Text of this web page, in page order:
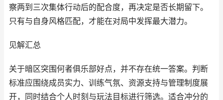
察两到三次集体行动后的配合度，再决定是否长期留下。
只有与自身风格匹配，才能在对局中发挥最大潜力。
见解汇总
关于暗区突围何者俱乐部好点，并不存在统一答案。判断
标准应围绕成员实力、训练气氛、资源支持与管理制度展
开，同时结合个人时刻与玩法目标进行筛选。适合冲分的